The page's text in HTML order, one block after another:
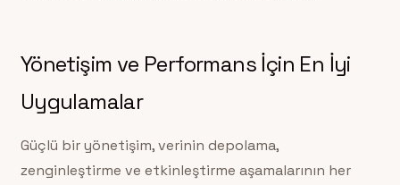
Yönetişim ve Performans İçin En İyi
Uygulamalar
Güçlü bir yönetişim, verinin depolama,
zenginleştirme ve etkinleştirme aşamalarının her